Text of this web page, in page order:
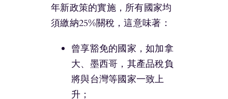
年新政策的實施，所有國家均
須繳納25%關稅，這意味著：
曾享豁免的國家，如加拿
大、墨西哥，其產品稅負
將與台灣等國家一致上
升；